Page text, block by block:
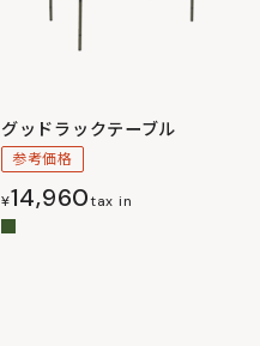
グッドラックテーブル
参考価格
¥14,960tax in